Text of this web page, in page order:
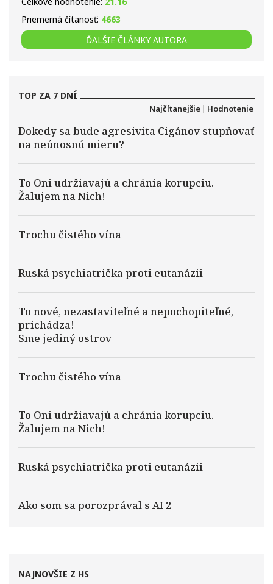
Priemerná čítanosť: 4663
ĎALŠIE ČLÁNKY AUTORA
TOP ZA 7 DNÍ
Najčítanejšie | Hodnotenie
Dokedy sa bude agresivita Cigánov stupňovať
na neúnosnú mieru?
To Oni udržiavajú a chránia korupciu.
Žalujem na Nich!
Trochu čistého vína
Ruská psychiatrička proti eutanázii
To nové, nezastaviteľné a nepochopiteľné,
prichádza!
Sme jediný ostrov
Trochu čistého vína
To Oni udržiavajú a chránia korupciu.
Žalujem na Nich!
Ruská psychiatrička proti eutanázii
Ako som sa porozprával s AI 2
NAJNOVŠIE Z HS